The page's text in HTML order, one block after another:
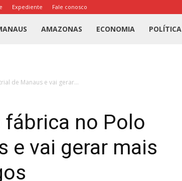
Expediente Fale conosco
AMAZONAS ECONOMIA POLÍTICA
de Manaus e vai gerar...
fábrica no Polo
e vai gerar mais